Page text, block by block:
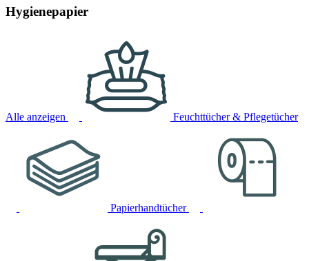
Hygienepapier
Alle anzeigen Feuchttücher & Pflegetücher
Papierhandtücher